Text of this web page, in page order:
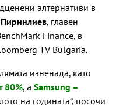
алтернативи в
, главен
Finance, в
TV Bulgaria.
изненада, като
80%, а Samsung –
на годината“, посочи